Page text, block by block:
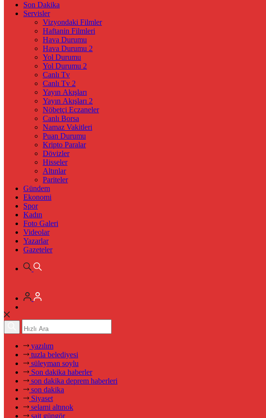
Son Dakika
Servisler
Vizyondaki Filmler
Haftanin Filmleri
Hava Durumu
Hava Durumu 2
Yol Durumu
Yol Durumu 2
Canlı Tv
Canlı Tv 2
Yayın Akışları
Yayın Akışları 2
Nöbetçi Eczaneler
Canlı Borsa
Namaz Vakitleri
Puan Durumu
Kripto Paralar
Dövizler
Hisseler
Altınlar
Pariteler
Gündem
Ekonomi
Spor
Kadın
Foto Galeri
Videolar
Yazarlar
Gazeteler
yazılım
tuzla belediyesi
süleyman soylu
Son dakika haberler
son dakika deprem haberleri
son dakika
Siyaset
selami altınok
sait güngör